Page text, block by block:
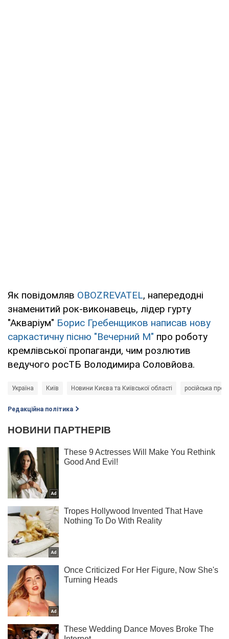
Як повідомляв OBOZREVATEL, напередодні
знаменитий рок-виконавець, лідер гурту
"Акваріум" Борис Гребенщиков написав нову
саркастичну пісню "Вечерний М" про роботу
кремлівської пропаганди, чим розлютив
ведучого росТБ Володимира Соловйова.
Україна Київ Новини Києва та Київської області російська
Редакційна політика